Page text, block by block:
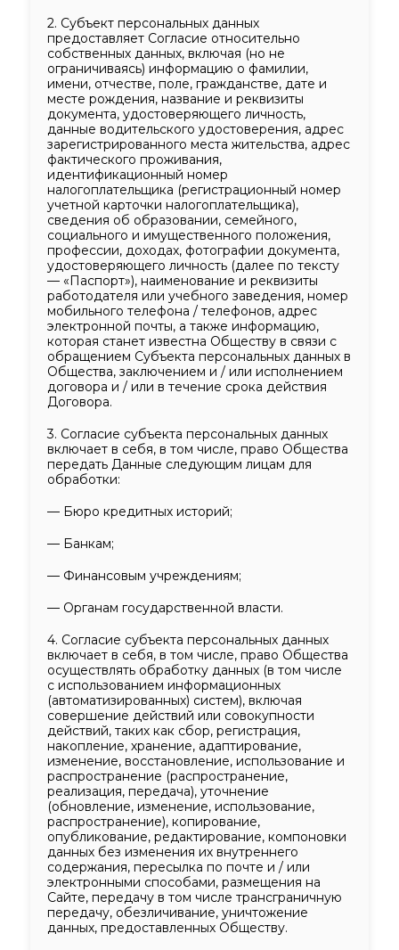
2. Субъект персональных данных
предоставляет Согласие относительно
собственных данных, включая (но не
ограничиваясь) информацию о фамилии,
имени, отчестве, поле, гражданстве, дате и
месте рождения, название и реквизиты
документа, удостоверяющего личность,
данные водительского удостоверения, адрес
зарегистрированного места жительства, адрес
фактического проживания,
идентификационный номер
налогоплательщика (регистрационный номер
учетной карточки налогоплательщика),
сведения об образовании, семейного,
социального и имущественного положения,
профессии, доходах, фотографии документа,
удостоверяющего личность (далее по тексту
— «Паспорт»), наименование и реквизиты
работодателя или учебного заведения, номер
мобильного телефона / телефонов, адрес
электронной почты, а также информацию,
которая станет известна Обществу в связи с
обращением Субъекта персональных данных в
Общества, заключением и / или исполнением
договора и / или в течение срока действия
Договора.
3. Согласие субъекта персональных данных
включает в себя, в том числе, право Общества
передать Данные следующим лицам для
обработки:
— Бюро кредитных историй;
— Банкам;
— Финансовым учреждениям;
— Органам государственной власти.
4. Согласие субъекта персональных данных
включает в себя, в том числе, право Общества
осуществлять обработку данных (в том числе
с использованием информационных
(автоматизированных) систем), включая
совершение действий или совокупности
действий, таких как сбор, регистрация,
накопление, хранение, адаптирование,
изменение, восстановление, использование и
распространение (распространение,
реализация, передача), уточнение
(обновление, изменение, использование,
распространение), копирование,
опубликование, редактирование, компоновки
данных без изменения их внутреннего
содержания, пересылка по почте и / или
электронными способами, размещения на
Сайте, передачу в том числе трансграничную
передачу, обезличивание, уничтожение
данных, предоставленных Обществу.